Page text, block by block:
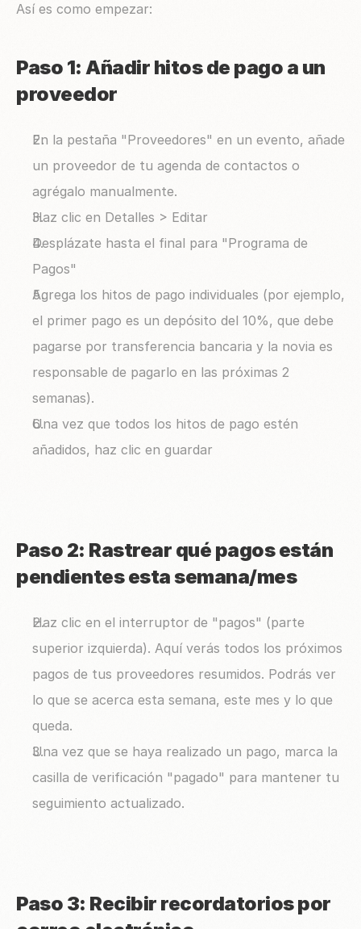
Así es como empezar:
Paso 1: Añadir hitos de pago a un
proveedor
En la pestaña "Proveedores" en un evento, añade
un proveedor de tu agenda de contactos o
agrégalo manualmente.
Haz clic en Detalles > Editar
Desplázate hasta el final para "Programa de
Pagos"
Agrega los hitos de pago individuales (por ejemplo,
el primer pago es un depósito del 10%, que debe
pagarse por transferencia bancaria y la novia es
responsable de pagarlo en las próximas 2
semanas).
Una vez que todos los hitos de pago estén
añadidos, haz clic en guardar
Paso 2: Rastrear qué pagos están
pendientes esta semana/mes
Haz clic en el interruptor de "pagos" (parte
superior izquierda). Aquí verás todos los próximos
pagos de tus proveedores resumidos. Podrás ver
lo que se acerca esta semana, este mes y lo que
queda.
Una vez que se haya realizado un pago, marca la
casilla de verificación "pagado" para mantener tu
seguimiento actualizado.
Paso 3: Recibir recordatorios por